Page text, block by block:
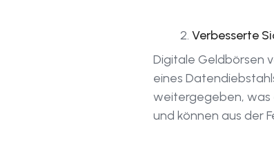
Verbesserte
Digitale Geldbörsen
eines
weitergegeben, was
und können aus der